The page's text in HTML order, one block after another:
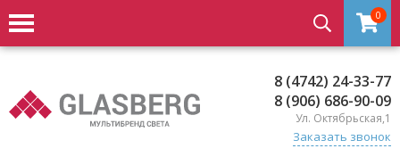
0
8 (4742) 24-33-77
8 (906) 686-90-09
Ул. Октябрьская,1
Заказать звонок